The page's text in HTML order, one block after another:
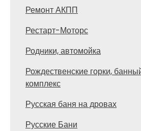
Ремонт АКПП
Рестарт-Моторс
Родники, автомойка
Рождественские горки,
комплекс
Русская баня на дровах
Русские Бани